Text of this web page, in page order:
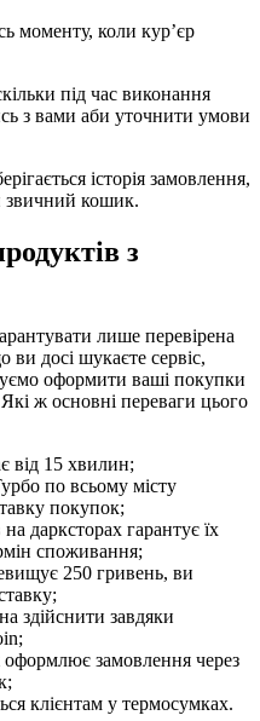
моменту, коли кур’єр
під час виконання
з вами аби уточнити умови
історія замовлення,
звичний кошик.
з
лише перевірена
ви досі шукаєте сервіс,
оформити ваші покупки
ж основні переваги цього
від 15 хвилин;
по всьому місту
покупок;
дарксторах гарантує їх
споживання;
250 гривень, ви
здійснити завдяки
замовлення через
клієнтам у термосумках.